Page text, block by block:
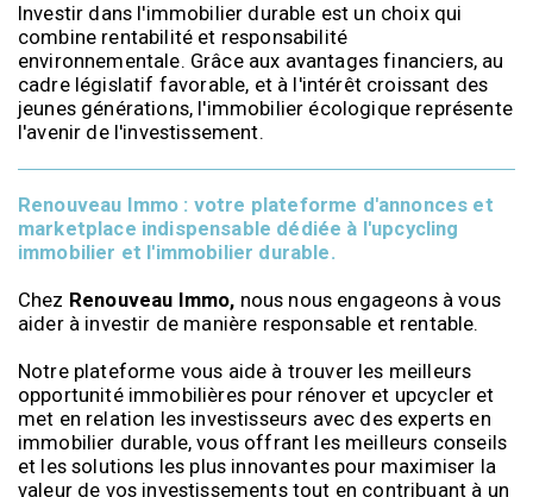
Investir dans l'immobilier durable est un choix qui
combine rentabilité et responsabilité
environnementale. Grâce aux avantages financiers, au
cadre législatif favorable, et à l'intérêt croissant des
jeunes générations, l'immobilier écologique représente
l'avenir de l'investissement.
Renouveau Immo : votre plateforme d'annonces et
marketplace indispensable dédiée à l'upcycling
immobilier et l'immobilier durable.
Chez Renouveau Immo, nous nous engageons à vous
aider à investir de manière responsable et rentable.
Notre plateforme vous aide à trouver les meilleurs
opportunité immobilières pour rénover et upcycler et
met en relation les investisseurs avec des experts en
immobilier durable, vous offrant les meilleurs conseils
et les solutions les plus innovantes pour maximiser la
valeur de vos investissements tout en contribuant à un